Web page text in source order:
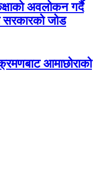
अवलोकन गर्दै
सरकारको जोड
आमाछोराको